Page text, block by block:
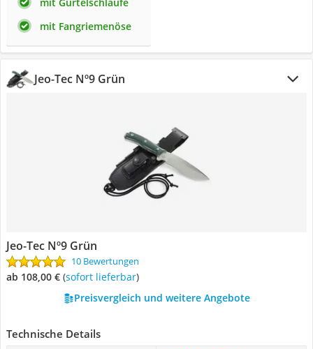
mit Fangriemenöse
Jeo-Tec Nº9 Grün
Jeo-Tec Nº9 Grün
10 Bewertungen
ab 108,00 € ( Sofort lieferbar)
Preisvergleich und weitere Angebote
Technische Details